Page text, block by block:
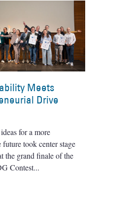
Meets
Drive
for a more
future took center stage
the grand finale of the
Contest